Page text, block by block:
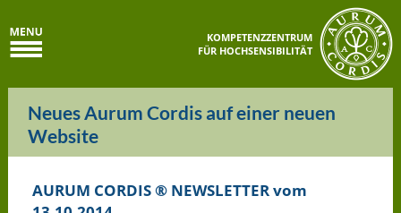
KOMPETENZZENTRUM
FÜR HOCHSENSIBILITÄT
Neues Aurum Cordis auf einer neuen
Website
AURUM CORDIS ® NEWSLETTER vom